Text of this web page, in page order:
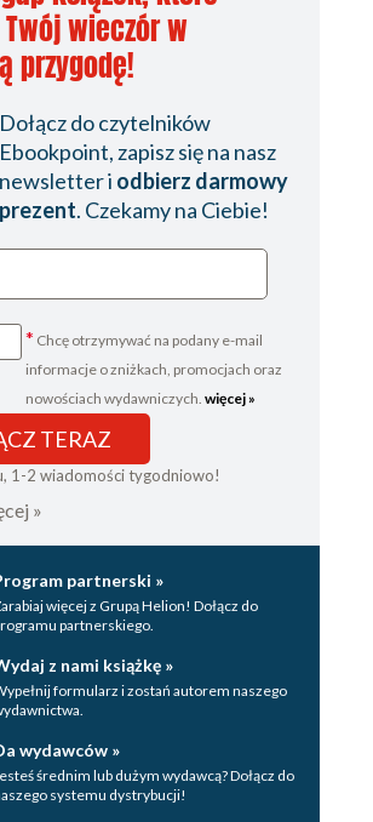
wieczór w
przygodę!
Dołącz do czytelników
Ebookpoint, zapisz się na nasz
newsletter i odbierz darmowy
prezent. Czekamy na Ciebie!
* Chcę otrzymywać na podany e-mail
informacje o zniżkach, promocjach oraz
nowościach wydawniczych. więcej »
TERAZ
1-2 wiadomości tygodniowo!
»
partnerski »
więcej z Grupą Helion! Dołącz do
partnerskiego.
z nami książkę »
formularz i zostań autorem naszego
wydawców »
średnim lub dużym wydawcą? Dołącz do
systemu dystrybucji!